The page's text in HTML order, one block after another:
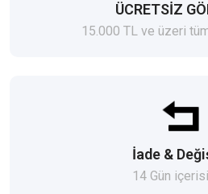
ÜCRETSİZ
15.000 TL ve üzeri
İade &
14 Gün